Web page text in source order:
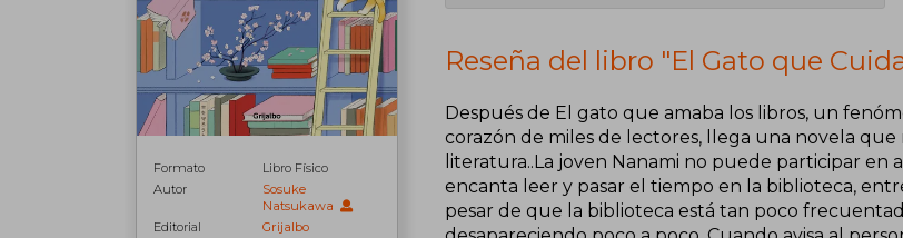
Formato
Libro Físico
Autor
Sosuke
Natsukawa
Editorial
Grijalbo
Reseña del libro "El Gato que
Después de El gato que amaba los libros, un
corazón de miles de lectores, llega una novela
literatura..La joven Nanami no puede participar en
encanta leer y pasar el tiempo en la biblioteca,
pesar de que la biblioteca está tan poco